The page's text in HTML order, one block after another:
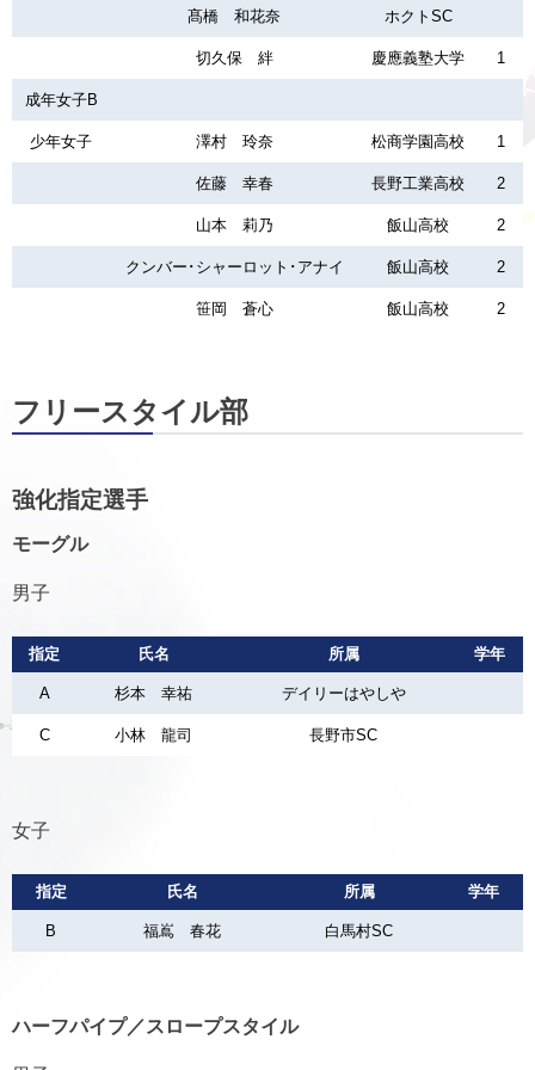
髙橋 和花奈 ホクトSC
切久保 絆 慶應義塾大学 1
成年女子B
少年女子 澤村 玲奈 松商学園高校 1
佐藤 幸春 長野工業高校 2
山本 莉乃 飯山高校 2
クンバー･シャーロット･アナイ 飯山高校 2
笹岡 蒼心 飯山高校 2
フリースタイル部
強化指定選手
モーグル
男子
指定 氏名 所属 学年
A 杉本 幸祐 デイリーはやしや
C 小林 龍司 長野市SC
女子
指定 氏名 所属 学年
B 福嶌 春花 白馬村SC
ハーフパイプ／スロープスタイル